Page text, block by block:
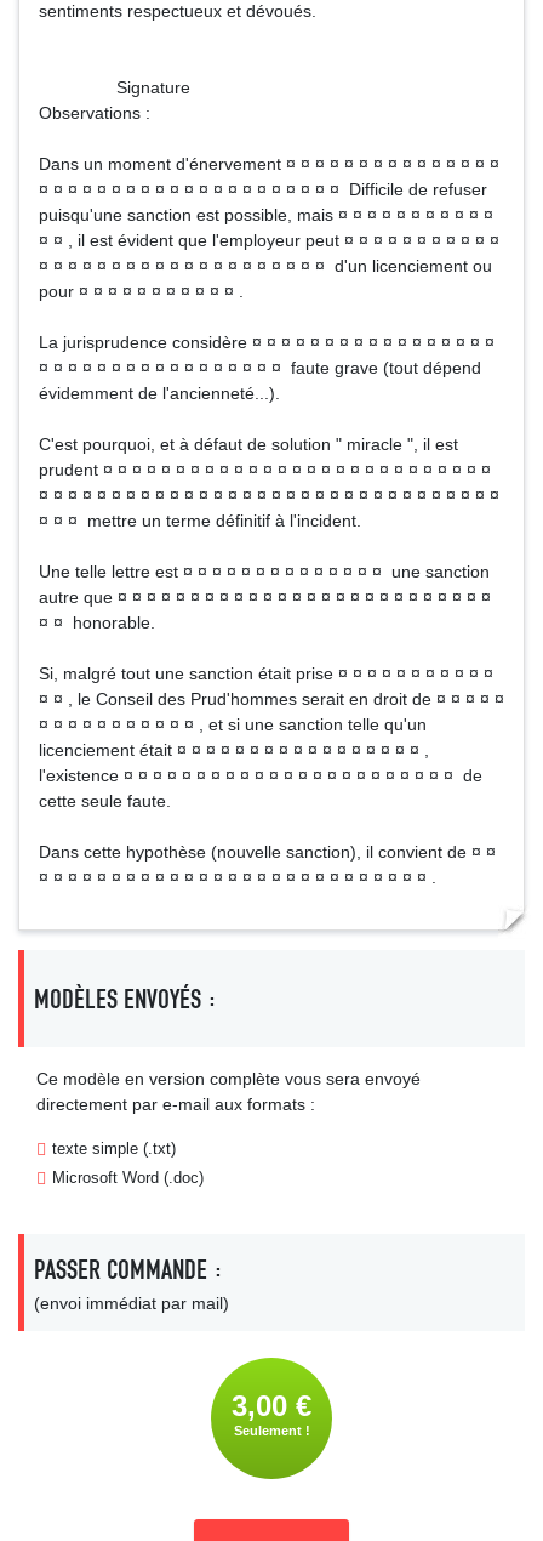
sentiments respectueux et dévoués.
Signature
Observations :
Dans un moment d'énervement ¤ ¤ ¤ ¤ ¤ ¤ ¤ ¤ ¤ ¤ ¤ ¤ ¤ ¤ ¤
¤ ¤ ¤ ¤ ¤ ¤ ¤ ¤ ¤ ¤ ¤ ¤ ¤ ¤ ¤ ¤ ¤ ¤ ¤ ¤ ¤ Difficile de refuser
puisqu'une sanction est possible, mais ¤ ¤ ¤ ¤ ¤ ¤ ¤ ¤ ¤ ¤ ¤
¤ ¤ , il est évident que l'employeur peut ¤ ¤ ¤ ¤ ¤ ¤ ¤ ¤ ¤ ¤ ¤
¤ ¤ ¤ ¤ ¤ ¤ ¤ ¤ ¤ ¤ ¤ ¤ ¤ ¤ ¤ ¤ ¤ ¤ ¤ ¤ d'un licenciement ou
pour ¤ ¤ ¤ ¤ ¤ ¤ ¤ ¤ ¤ ¤ ¤ .
La jurisprudence considère ¤ ¤ ¤ ¤ ¤ ¤ ¤ ¤ ¤ ¤ ¤ ¤ ¤ ¤ ¤ ¤ ¤
¤ ¤ ¤ ¤ ¤ ¤ ¤ ¤ ¤ ¤ ¤ ¤ ¤ ¤ ¤ ¤ ¤ faute grave (tout dépend
évidemment de l'ancienneté...).
C'est pourquoi, et à défaut de solution " miracle ", il est
prudent ¤ ¤ ¤ ¤ ¤ ¤ ¤ ¤ ¤ ¤ ¤ ¤ ¤ ¤ ¤ ¤ ¤ ¤ ¤ ¤ ¤ ¤ ¤ ¤ ¤ ¤ ¤
¤ ¤ ¤ ¤ ¤ ¤ ¤ ¤ ¤ ¤ ¤ ¤ ¤ ¤ ¤ ¤ ¤ ¤ ¤ ¤ ¤ ¤ ¤ ¤ ¤ ¤ ¤ ¤ ¤ ¤ ¤ ¤
¤ ¤ ¤ mettre un terme définitif à l'incident.
Une telle lettre est ¤ ¤ ¤ ¤ ¤ ¤ ¤ ¤ ¤ ¤ ¤ ¤ ¤ ¤ une sanction
autre que ¤ ¤ ¤ ¤ ¤ ¤ ¤ ¤ ¤ ¤ ¤ ¤ ¤ ¤ ¤ ¤ ¤ ¤ ¤ ¤ ¤ ¤ ¤ ¤ ¤ ¤
¤ ¤ honorable.
Si, malgré tout une sanction était prise ¤ ¤ ¤ ¤ ¤ ¤ ¤ ¤ ¤ ¤ ¤
¤ ¤ , le Conseil des Prud'hommes serait en droit de ¤ ¤ ¤ ¤ ¤
¤ ¤ ¤ ¤ ¤ ¤ ¤ ¤ ¤ ¤ ¤ , et si une sanction telle qu'un
licenciement était ¤ ¤ ¤ ¤ ¤ ¤ ¤ ¤ ¤ ¤ ¤ ¤ ¤ ¤ ¤ ¤ ¤ ,
l'existence ¤ ¤ ¤ ¤ ¤ ¤ ¤ ¤ ¤ ¤ ¤ ¤ ¤ ¤ ¤ ¤ ¤ ¤ ¤ ¤ ¤ ¤ ¤ de
cette seule faute.
Dans cette hypothèse (nouvelle sanction), il convient de ¤ ¤
¤ ¤ ¤ ¤ ¤ ¤ ¤ ¤ ¤ ¤ ¤ ¤ ¤ ¤ ¤ ¤ ¤ ¤ ¤ ¤ ¤ ¤ ¤ ¤ ¤ ¤ ¤ .
MODÈLES ENVOYÉS :
Ce modèle en version complète vous sera envoyé
directement par e-mail aux formats :
texte simple (.txt)
Microsoft Word (.doc)
PASSER COMMANDE :
(envoi immédiat par mail)
3,00 €
Seulement !